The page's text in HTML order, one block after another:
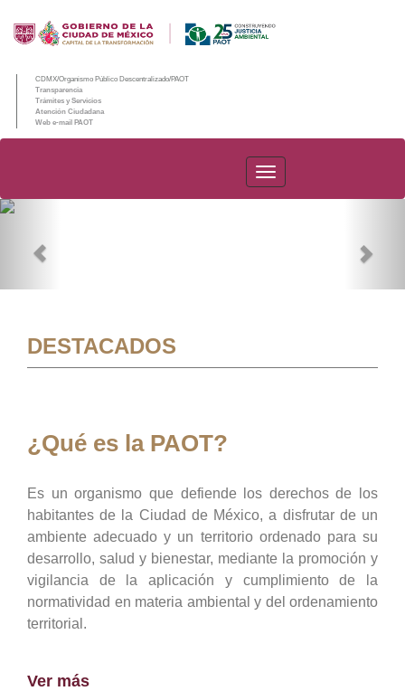
CDMX/Organismo Público Descentralizado/PAOT
Transparencia
Trámites y Servicios
Atención Ciudadana
Web e-mail PAOT
PAOT
DESTACADOS
¿Qué es la PAOT?
Es un organismo que defiende los derechos de los
habitantes de la Ciudad de México, a disfrutar de un
ambiente adecuado y un territorio ordenado para su
desarrollo, salud y bienestar, mediante la promoción y
vigilancia de la aplicación y cumplimiento de la
normatividad en materia ambiental y del ordenamiento
territorial.
Ver más